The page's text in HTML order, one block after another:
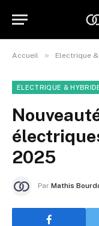
Accueil » Electrique
ELECTRIQUE &
2025
Par Mathis